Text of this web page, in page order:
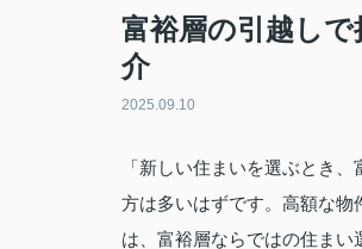
富裕層の引越し
介
2025.09.10
「新しい住まいを選ぶとき
方は多いはずです。高額な
は、富裕層ならではの住ま